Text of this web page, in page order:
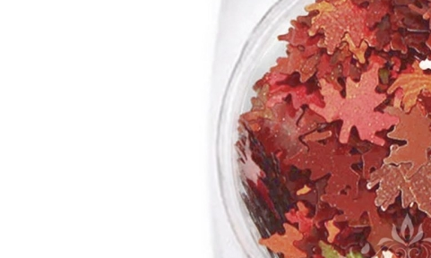
Nail Sticker
Nail Art Folien
Nail Stamping
Glitter
INK Colors
Nail Art Sets
Airbrush
3D Nail Formen
Feine Acrylfarbe / Aquarell
Nail Piercing